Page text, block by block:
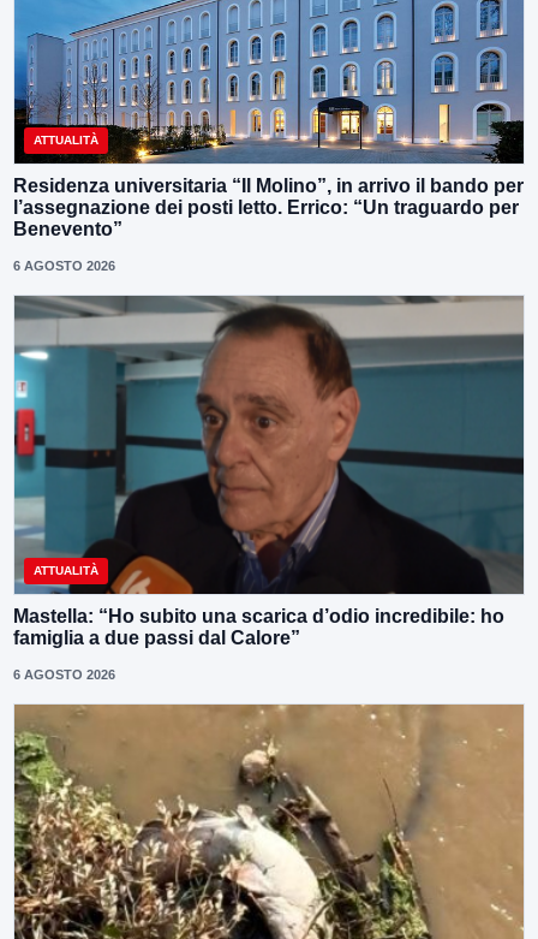
ATTUALITÀ
Residenza universitaria “Il Molino”, in arrivo il bando per
l’assegnazione dei posti letto. Errico: “Un traguardo per
Benevento”
6 AGOSTO 2026
ATTUALITÀ
Mastella: “Ho subito una scarica d’odio incredibile: ho
famiglia a due passi dal Calore”
6 AGOSTO 2026